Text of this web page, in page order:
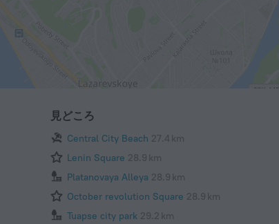
見どころ
Central City Beach 27.4 km
Lenin Square 28.9 km
Platanovaya Alleya 28.9 km
October revolution Square 28.9 km
Tuapse city park 29.2 km